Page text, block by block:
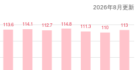
2026年8月更新